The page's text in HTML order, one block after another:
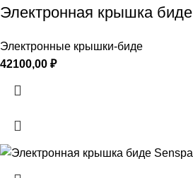
Электронная крышка
Электронные крышки-биде
42100,00 ₽